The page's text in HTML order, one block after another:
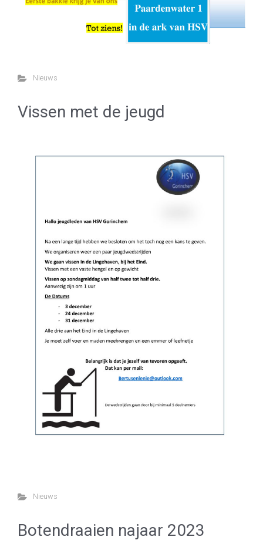
Nieuws
Vissen met de jeugd
Nieuws
Botendraaien najaar 2023